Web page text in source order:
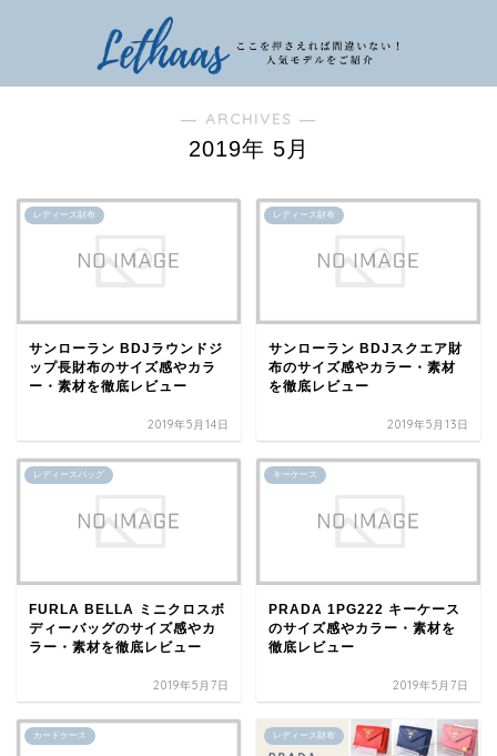
― ARCHIVES ―
2019年 5月
レディース財布
サンローラン BDJラウンドジ
ップ長財布のサイズ感やカラ
ー・素材を徹底レビュー
2019年5月14日
レディース財布
サンローラン BDJスクエア財
布のサイズ感やカラー・素材
を徹底レビュー
2019年5月13日
レディースバッグ
FURLA BELLA ミニクロスボ
ディーバッグのサイズ感やカ
ラー・素材を徹底レビュー
2019年5月7日
キーケース
PRADA 1PG222 キーケース
のサイズ感やカラー・素材を
徹底レビュー
2019年5月7日
カードケース レディース財布